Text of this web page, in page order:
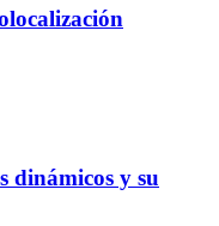
dinámicos y su